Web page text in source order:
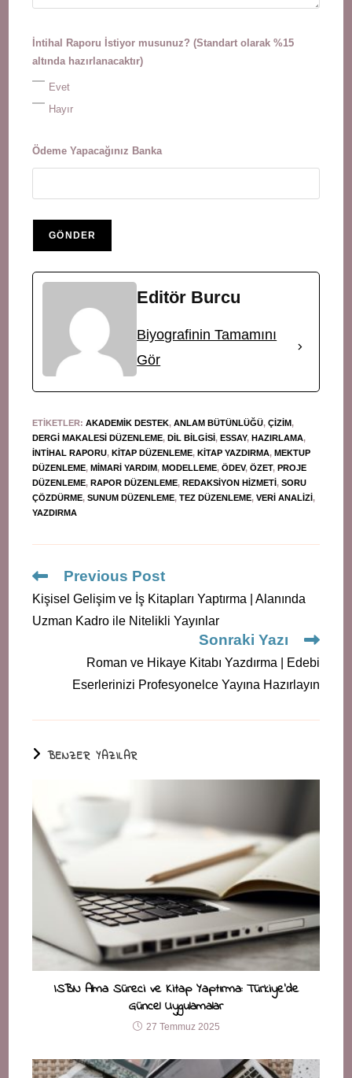
İntihal Raporu İstiyor musunuz? (Standart olarak %15
altında hazırlanacaktır)
Evet
Hayır
Ödeme Yapacağınız Banka
Editör Burcu
Biyografinin Tamamını
Gör
ETIKETLER:AKADEMIK DESTEK, ANLAM BÜTÜNLÜĞÜ, ÇIZIM,
DERGI MAKALESI DÜZENLEME, DIL BILGISI, ESSAY, HAZIRLAMA,
INTIHAL RAPORU, KITAP DÜZENLEME, KITAP YAZDIRMA, MEKTUP
DÜZENLEME, MIMARI YARDIM, MODELLEME, ÖDEV, ÖZET, PROJE
DÜZENLEME, RAPOR DÜZENLEME, REDAKSIYON HIZMETI, SORU
ÇÖZDÜRME, SUNUM DÜZENLEME, TEZ DÜZENLEME, VERI ANALIZI,
YAZDIRMA
Read
more
articles
Previous Post
Kişisel Gelişim ve İş Kitapları Yaptırma | Alanında
Uzman Kadro ile Nitelikli Yayınlar
Sonraki Yazı
Roman ve Hikaye Kitabı Yazdırma | Edebi
Eserlerinizi Profesyonelce Yayına Hazırlayın
BENZER YAZILAR
ISBN Alma Süreci ve Kitap Yaptırma: Türkiye’de
Güncel Uygulamalar
27 Temmuz 2025